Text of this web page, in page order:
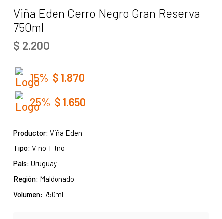
Viña Eden Cerro Negro Gran Reserva
750ml
$ 2.200
15% $1.870
25% $1.650
Productor: Viña Eden
Tipo: Vino Titno
País: Uruguay
Región: Maldonado
Volumen: 750ml